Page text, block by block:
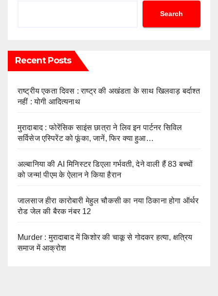
Search
Recent Posts
राष्ट्रीय एकता दिवस : राष्ट्र की अखंडता के साथ खिलवाड़ बर्दाश्त
नहीं : योगी आदित्यनाथ
मुरादाबाद : फोरेंसिक साइंस छात्रा ने लिव इन पार्टनर सिविल
सर्विसेज एस्पिरेंट को फूंका, जानें, फिर क्या हुआ…
अल्बानिया की AI मिनिस्‍टर डिएला गर्भवती, देने वाली हैं 83 बच्चों
को जन्‍म! पीएम के ऐलान ने किया हैरान
जालसाज हीरा कारोबारी मेहुल चौकसी का नया ठिकाना होगा ऑर्थर
रोड जेल की बैरक नंबर 12
Murder : मुरादाबाद में किशोर की चाकू से गोदकर हत्या, क्षत्रिय
समाज में आक्रोश